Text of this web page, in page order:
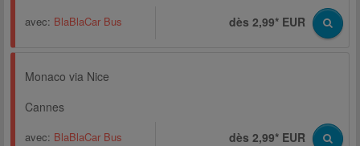
avec: BlaBlaCar Bus dès 2,99* EUR
Monaco via Nice
Cannes
avec: BlaBlaCar Bus dès 2,99* EUR